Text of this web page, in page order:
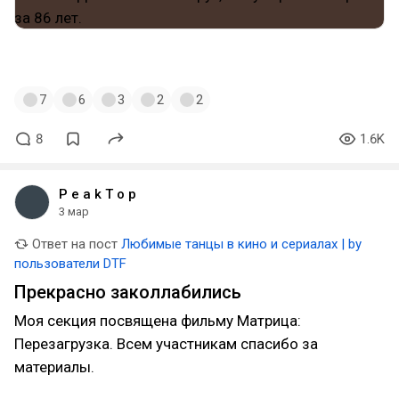
паркуют на тротуаре или искренне считают, что
какое-то место во дворе "его". Тоже самое, что с
бесконечно. С этими людьми тоже самое, что и с
окружающим, только к самому себе и своему
удобству.
7 6 3 2 2
8 1.6K
P e a k T o p
3 мар
Ответ на пост Любимые танцы в кино и сериалах | by
пользователи DTF
Прекрасно заколлабились
Моя секция посвящена фильму Матрица:
Перезагрузка. Всем участникам спасибо за
материалы.